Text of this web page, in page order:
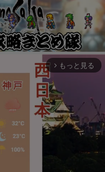
arrow_forward_ios もっと見る